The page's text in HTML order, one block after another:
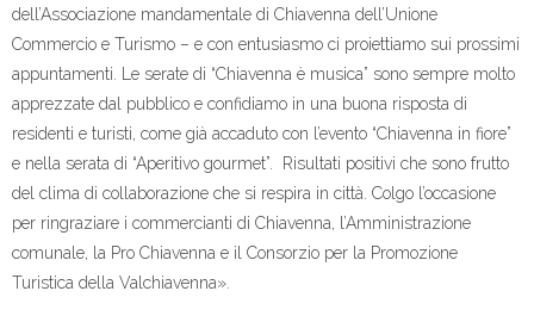
dell’Associazione mandamentale di Chiavenna dell’Unione
Commercio e Turismo – e con entusiasmo ci proiettiamo sui prossimi
appuntamenti. Le serate di “Chiavenna è musica” sono sempre molto
apprezzate dal pubblico e confidiamo in una buona risposta di
residenti e turisti, come già accaduto con l’evento “Chiavenna in fiore”
e nella serata di “Aperitivo gourmet”. Risultati positivi che sono frutto
del clima di collaborazione che si respira in città. Colgo l’occasione
per ringraziare i commercianti di Chiavenna, l’Amministrazione
comunale, la Pro Chiavenna e il Consorzio per la Promozione
Turistica della Valchiavenna».